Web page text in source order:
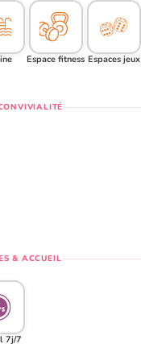
Espace fitness Espaces jeux
& ACCUEIL
7j/7